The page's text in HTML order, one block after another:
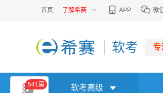
首页 了解希赛 APP 微
软考 专
软考高级
541篇